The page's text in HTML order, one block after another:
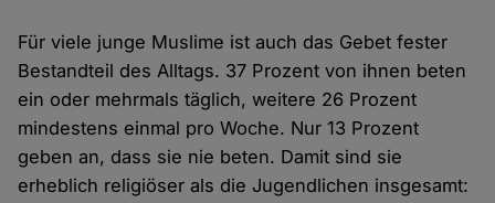
Für viele junge Muslime ist auch das Gebet fester
Bestandteil des Alltags. 37 Prozent von ihnen beten
ein oder mehrmals täglich, weitere 26 Prozent
mindestens einmal pro Woche. Nur 13 Prozent
geben an, dass sie nie beten. Damit sind sie
erheblich religiöser als die Jugendlichen insgesamt: